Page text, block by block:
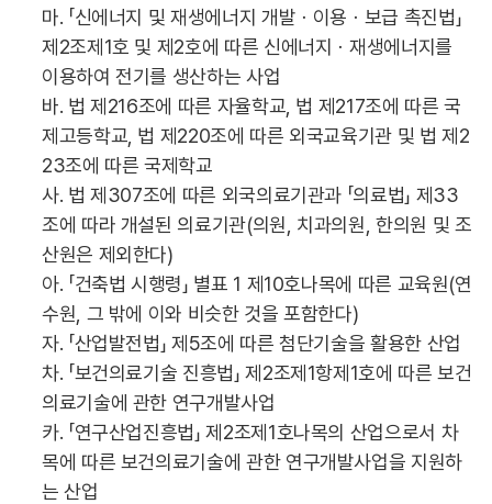
마. 「신에너지 및 재생에너지 개발ㆍ이용ㆍ보급 촉진법」
제2조제1호 및 제2호에 따른 신에너지ㆍ재생에너지를
이용하여 전기를 생산하는 사업
바. 법 제216조에 따른 자율학교, 법 제217조에 따른 국
제고등학교, 법 제220조에 따른 외국교육기관 및 법 제2
23조에 따른 국제학교
사. 법 제307조에 따른 외국의료기관과 「의료법」 제33
조에 따라 개설된 의료기관(의원, 치과의원, 한의원 및 조
산원은 제외한다)
아. 「건축법 시행령」 별표 1 제10호나목에 따른 교육원(연
수원, 그 밖에 이와 비슷한 것을 포함한다)
자. 「산업발전법」 제5조에 따른 첨단기술을 활용한 산업
차. 「보건의료기술 진흥법」 제2조제1항제1호에 따른 보건
의료기술에 관한 연구개발사업
카. 「연구산업진흥법」 제2조제1호나목의 산업으로서 차
목에 따른 보건의료기술에 관한 연구개발사업을 지원하
는 산업